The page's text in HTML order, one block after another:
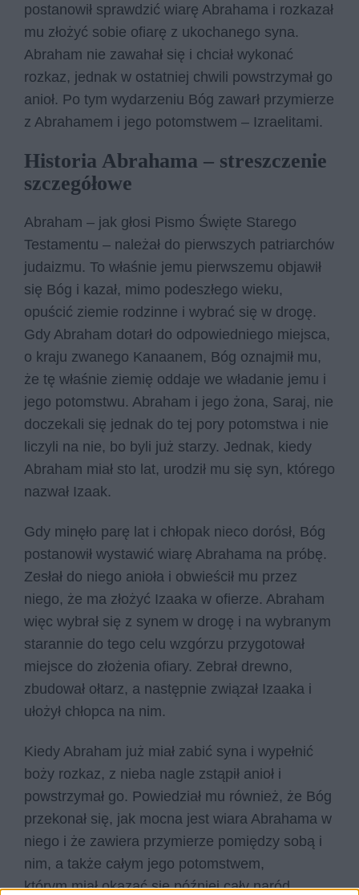
postanowił sprawdzić wiarę Abrahama i rozkazał
mu złożyć sobie ofiarę z ukochanego syna.
Abraham nie zawahał się i chciał wykonać
rozkaz, jednak w ostatniej chwili powstrzymał go
anioł. Po tym wydarzeniu Bóg zawarł przymierze
z Abrahamem i jego potomstwem – Izraelitami.
Historia Abrahama – streszczenie
szczegółowe
Abraham – jak głosi Pismo Święte Starego
Testamentu – należał do pierwszych patriarchów
judaizmu. To właśnie jemu pierwszemu objawił
się Bóg i kazał, mimo podeszłego wieku,
opuścić ziemie rodzinne i wybrać się w drogę.
Gdy Abraham dotarł do odpowiedniego miejsca,
o kraju zwanego Kanaanem, Bóg oznajmił mu,
że tę właśnie ziemię oddaje we władanie jemu i
jego potomstwu. Abraham i jego żona, Saraj, nie
doczekali się jednak do tej pory potomstwa i nie
liczyli na nie, bo byli już starzy. Jednak, kiedy
Abraham miał sto lat, urodził mu się syn, którego
nazwał Izaak.
Gdy minęło parę lat i chłopak nieco dorósł, Bóg
postanowił wystawić wiarę Abrahama na próbę.
Zesłał do niego anioła i obwieścił mu przez
niego, że ma złożyć Izaaka w ofierze. Abraham
więc wybrał się z synem w drogę i na wybranym
starannie do tego celu wzgórzu przygotował
miejsce do złożenia ofiary. Zebrał drewno,
zbudował ołtarz, a następnie związał Izaaka i
ułożył chłopca na nim.
Kiedy Abraham już miał zabić syna i wypełnić
boży rozkaz, z nieba nagle zstąpił anioł i
powstrzymał go. Powiedział mu również, że Bóg
przekonał się, jak mocna jest wiara Abrahama w
niego i że zawiera przymierze pomiędzy sobą i
nim, a także całym jego potomstwem,
którym miał okazać się później cały naród